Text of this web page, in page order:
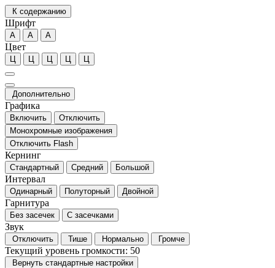
К содержанию
Шрифт
А А А
Цвет
Ц Ц Ц Ц Ц
Дополнительно
Графика
Включить
Отключить
Монохромные изображения
Отключить Flash
Кернинг
Стандартный Средний Большой
Интервал
Одинарный Полуторный Двойной
Гарнитура
Без засечек С засечками
Звук
Отключить Тише Нормально Громче
Текущий уровень громкости: 50
Вернуть стандартные настройки